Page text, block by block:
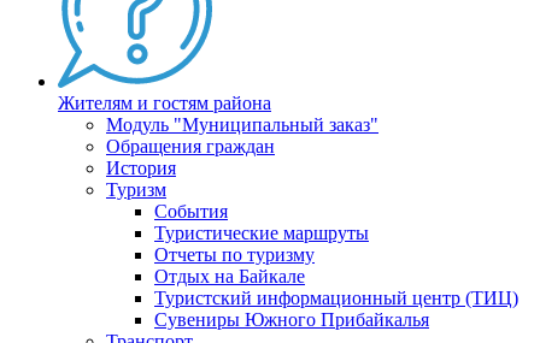
Жителям и гостям района
Модуль "Муниципальный заказ"
Обращения граждан
История
Туризм
События
Туристические маршруты
Отчеты по туризму
Отдых на Байкале
Туристский информационный центр (ТИЦ)
Сувениры Южного Прибайкалья